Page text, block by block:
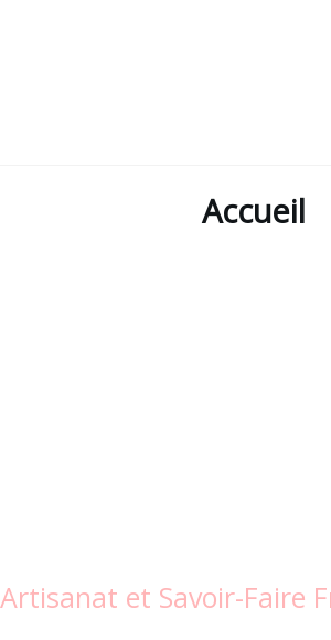
Accueil
Artisanat et Savoir-Faire